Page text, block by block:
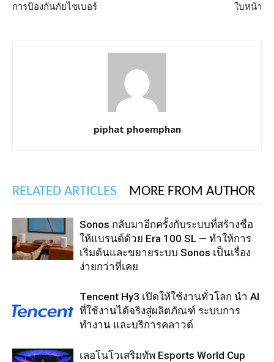
การป้องกันภัยไซเบอร์
ใบหน้า
piphat phoemphan
RELATED ARTICLES MORE FROM AUTHOR
Sonos กลับมาอีกครั้งกับระบบที่สร้างชื่อ
ให้แบรนด์ด้วย Era 100 SL — ทำให้การ
เริ่มต้นและขยายระบบ Sonos เป็นเรื่อง
ง่ายกว่าที่เคย
Tencent Hy3 เปิดให้ใช้งานทั่วโลก นำ AI
ที่ใช้งานได้จริงสู่ผลิตภัณฑ์ ระบบการ
ทำงาน และบริการคลาวด์
เลอโนโวเสริมทัพ Esports World Cup